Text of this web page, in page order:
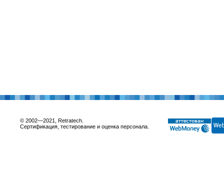
© 2002—2021, Retratech.
Сертификация, тестирование и оценка персонала.